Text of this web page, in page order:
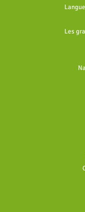
Les